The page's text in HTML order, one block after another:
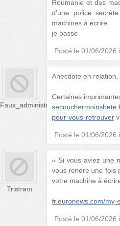
Roumanie et des
d'une police
machines à écrire
je passe
Posté le 01/06/2026
Faux_administrateur
Anecdote en
Certaines
pour-vous-retrouver
Posté le 01/06/2026
Tristram
« Si vous aviez une
vous rendre une fois
votre machine à
fr.euronews.com/
Posté le 01/06/2026